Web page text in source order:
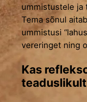
ummistustele ja
Tema sõnul
ummistusi
vereringet ning
Kas